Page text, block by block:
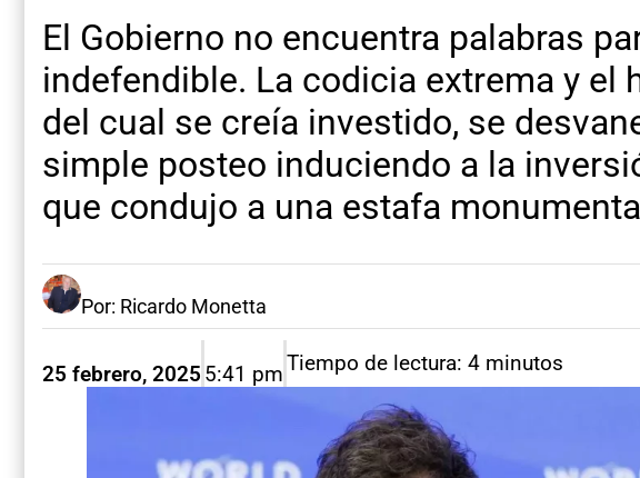
El Gobierno no encuentra palabras
indefendible. La codicia extrema y el
del cual se creía investido, se
simple posteo induciendo a la
que condujo a una estafa
Por: Ricardo Monetta
25 febrero, 2025 5:41 pmTiempo de lectura: 4 minutos